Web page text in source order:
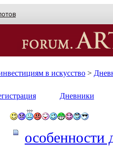
в искусство >
Дневники
особенности